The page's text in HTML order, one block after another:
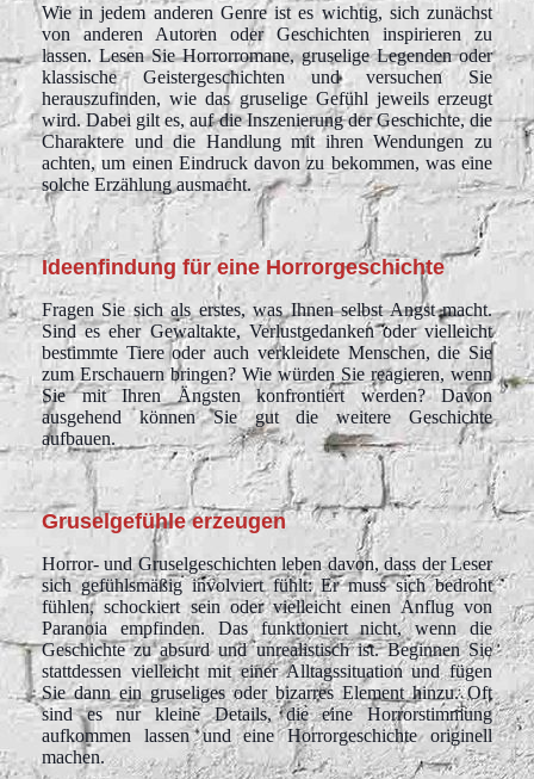
Wie in jedem anderen Genre ist es wichtig, sich zunächst
von anderen Autoren oder Geschichten inspirieren zu
lassen. Lesen Sie Horrorromane, gruselige Legenden oder
klassische Geistergeschichten und versuchen Sie
herauszufinden, wie das gruselige Gefühl jeweils erzeugt
wird. Dabei gilt es, auf die Inszenierung der Geschichte, die
Charaktere und die Handlung mit ihren Wendungen zu
achten, um einen Eindruck davon zu bekommen, was eine
solche Erzählung ausmacht.
Ideenfindung für eine Horrorgeschichte
Fragen Sie sich als erstes, was Ihnen selbst Angst macht.
Sind es eher Gewaltakte, Verlustgedanken oder vielleicht
bestimmte Tiere oder auch verkleidete Menschen, die Sie
zum Erschauern bringen? Wie würden Sie reagieren, wenn
Sie mit Ihren Ängsten konfrontiert werden? Davon
ausgehend können Sie gut die weitere Geschichte
aufbauen.
Gruselgefühle erzeugen
Horror- und Gruselgeschichten leben davon, dass der Leser
sich gefühlsmäßig involviert fühlt: Er muss sich bedroht
fühlen, schockiert sein oder vielleicht einen Anflug von
Paranoia empfinden. Das funktioniert nicht, wenn die
Geschichte zu absurd und unrealistisch ist. Beginnen Sie
stattdessen vielleicht mit einer Alltagssituation und fügen
Sie dann ein gruseliges oder bizarres Element hinzu. Oft
sind es nur kleine Details, die eine Horrorstimmung
aufkommen lassen und eine Horrorgeschichte originell
machen.